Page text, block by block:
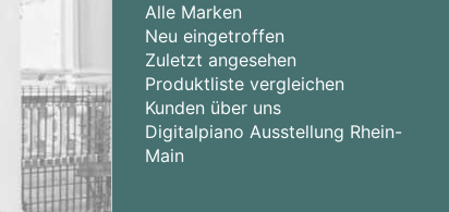
Alle Marken
Neu eingetroffen
Zuletzt angesehen
Produktliste vergleichen
Kunden über uns
Digitalpiano Ausstellung Rhein-
Main